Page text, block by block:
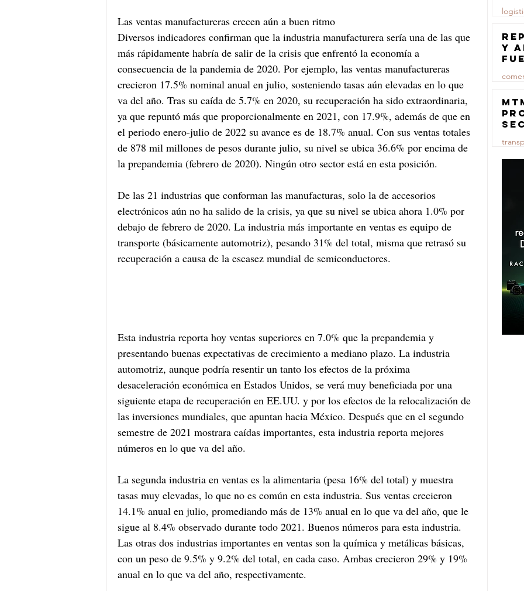
Las ventas manufactureras crecen aún a buen ritmo
Diversos indicadores confirman que la industria manufacturera sería una de las que
más rápidamente habría de salir de la crisis que enfrentó la economía a
consecuencia de la pandemia de 2020. Por ejemplo, las ventas manufactureras
crecieron 17.5% nominal anual en julio, sosteniendo tasas aún elevadas en lo que
va del año. Tras su caída de 5.7% en 2020, su recuperación ha sido extraordinaria,
ya que repuntó más que proporcionalmente en 2021, con 17.9%, además de que en
el periodo enero-julio de 2022 su avance es de 18.7% anual. Con sus ventas totales
de 878 mil millones de pesos durante julio, su nivel se ubica 36.6% por encima de
la prepandemia (febrero de 2020). Ningún otro sector está en esta posición.
De las 21 industrias que conforman las manufacturas, solo la de accesorios
electrónicos aún no ha salido de la crisis, ya que su nivel se ubica ahora 1.0% por
debajo de febrero de 2020. La industria más importante en ventas es equipo de
transporte (básicamente automotriz), pesando 31% del total, misma que retrasó su
recuperación a causa de la escasez mundial de semiconductores.
Esta industria reporta hoy ventas superiores en 7.0% que la prepandemia y
presentando buenas expectativas de crecimiento a mediano plazo. La industria
automotriz, aunque podría resentir un tanto los efectos de la próxima
desaceleración económica en Estados Unidos, se verá muy beneficiada por una
siguiente etapa de recuperación en EE.UU. y por los efectos de la relocalización de
las inversiones mundiales, que apuntan hacia México. Después que en el segundo
semestre de 2021 mostrara caídas importantes, esta industria reporta mejores
números en lo que va del año.
La segunda industria en ventas es la alimentaria (pesa 16% del total) y muestra
tasas muy elevadas, lo que no es común en esta industria. Sus ventas crecieron
14.1% anual en julio, promediando más de 13% anual en lo que va del año, que le
sigue al 8.4% observado durante todo 2021. Buenos números para esta industria.
Las otras dos industrias importantes en ventas son la química y metálicas básicas,
con un peso de 9.5% y 9.2% del total, en cada caso. Ambas crecieron 29% y 19%
anual en lo que va del año, respectivamente.
23 jul
y
23 jul